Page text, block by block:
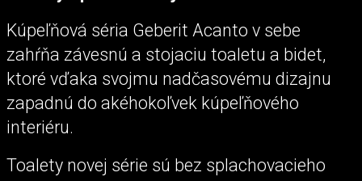
Kúpeľňová séria Geberit Acanto v sebe
zahŕňa závesnú a stojaciu toaletu a bidet,
ktoré vďaka svojmu nadčasovému dizajnu
zapadnú do akéhokoľvek kúpeľňového
interiéru.
Toalety novej série sú bez splachovacieho